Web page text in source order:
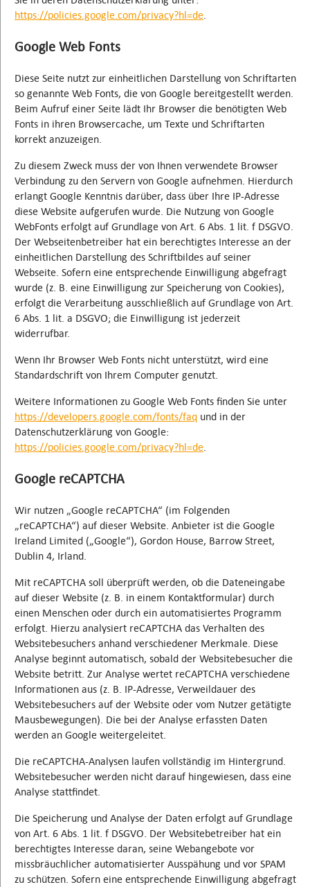
https://policies.google.com/privacy?hl=de.
Google Web Fonts
Diese Seite nutzt zur einheitlichen Darstellung von Schriftarten
so genannte Web Fonts, die von Google bereitgestellt werden.
Beim Aufruf einer Seite lädt Ihr Browser die benötigten Web
Fonts in ihren Browsercache, um Texte und Schriftarten
korrekt anzuzeigen.
Zu diesem Zweck muss der von Ihnen verwendete Browser
Verbindung zu den Servern von Google aufnehmen. Hierdurch
erlangt Google Kenntnis darüber, dass über Ihre IP-Adresse
diese Website aufgerufen wurde. Die Nutzung von Google
WebFonts erfolgt auf Grundlage von Art. 6 Abs. 1 lit. f DSGVO.
Der Webseitenbetreiber hat ein berechtigtes Interesse an der
einheitlichen Darstellung des Schriftbildes auf seiner
Webseite. Sofern eine entsprechende Einwilligung abgefragt
wurde (z. B. eine Einwilligung zur Speicherung von Cookies),
erfolgt die Verarbeitung ausschließlich auf Grundlage von Art.
6 Abs. 1 lit. a DSGVO; die Einwilligung ist jederzeit
widerrufbar.
Wenn Ihr Browser Web Fonts nicht unterstützt, wird eine
Standardschrift von Ihrem Computer genutzt.
Weitere Informationen zu Google Web Fonts finden Sie unter
https://developers.google.com/fonts/faq und in der
Datenschutzerklärung von Google:
https://policies.google.com/privacy?hl=de.
Google reCAPTCHA
Wir nutzen „Google reCAPTCHA“ (im Folgenden
„reCAPTCHA“) auf dieser Website. Anbieter ist die Google
Ireland Limited („Google“), Gordon House, Barrow Street,
Dublin 4, Irland.
Mit reCAPTCHA soll überprüft werden, ob die Dateneingabe
auf dieser Website (z. B. in einem Kontaktformular) durch
einen Menschen oder durch ein automatisiertes Programm
erfolgt. Hierzu analysiert reCAPTCHA das Verhalten des
Websitebesuchers anhand verschiedener Merkmale. Diese
Analyse beginnt automatisch, sobald der Websitebesucher die
Website betritt. Zur Analyse wertet reCAPTCHA verschiedene
Informationen aus (z. B. IP-Adresse, Verweildauer des
Websitebesuchers auf der Website oder vom Nutzer getätigte
Mausbewegungen). Die bei der Analyse erfassten Daten
werden an Google weitergeleitet.
Die reCAPTCHA-Analysen laufen vollständig im Hintergrund.
Websitebesucher werden nicht darauf hingewiesen, dass eine
Analyse stattfindet.
Die Speicherung und Analyse der Daten erfolgt auf Grundlage
von Art. 6 Abs. 1 lit. f DSGVO. Der Websitebetreiber hat ein
berechtigtes Interesse daran, seine Webangebote vor
missbräuchlicher automatisierter Ausspähung und vor SPAM
zu schützen. Sofern eine entsprechende Einwilligung abgefragt